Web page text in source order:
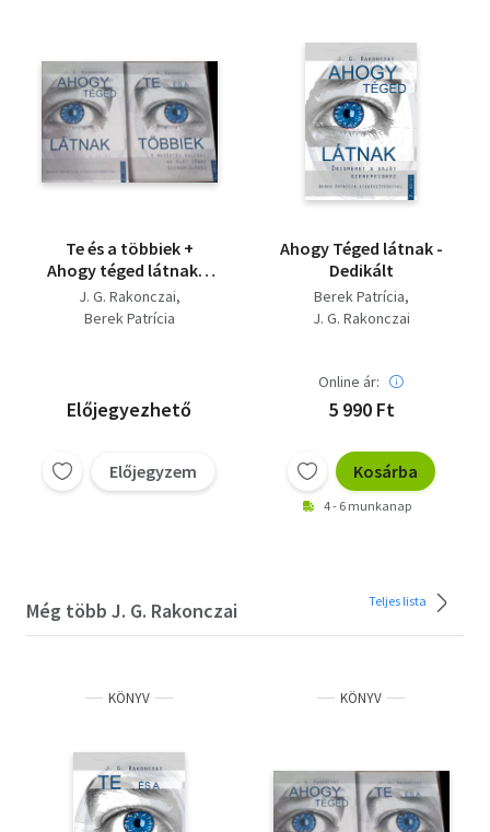
Te és a többiek +
Ahogy téged látnak I-
II.
J. G. Rakonczai
Berek Patrícia
Előjegyezhető
Előjegyzem
Ahogy Téged látnak -
Dedikált
Berek Patrícia
J. G. Rakonczai
Online ár:
5 990 Ft
Kosárba
4 - 6 munkanap
Még több J. G. Rakonczai Teljes lista
KÖNYV KÖNYV